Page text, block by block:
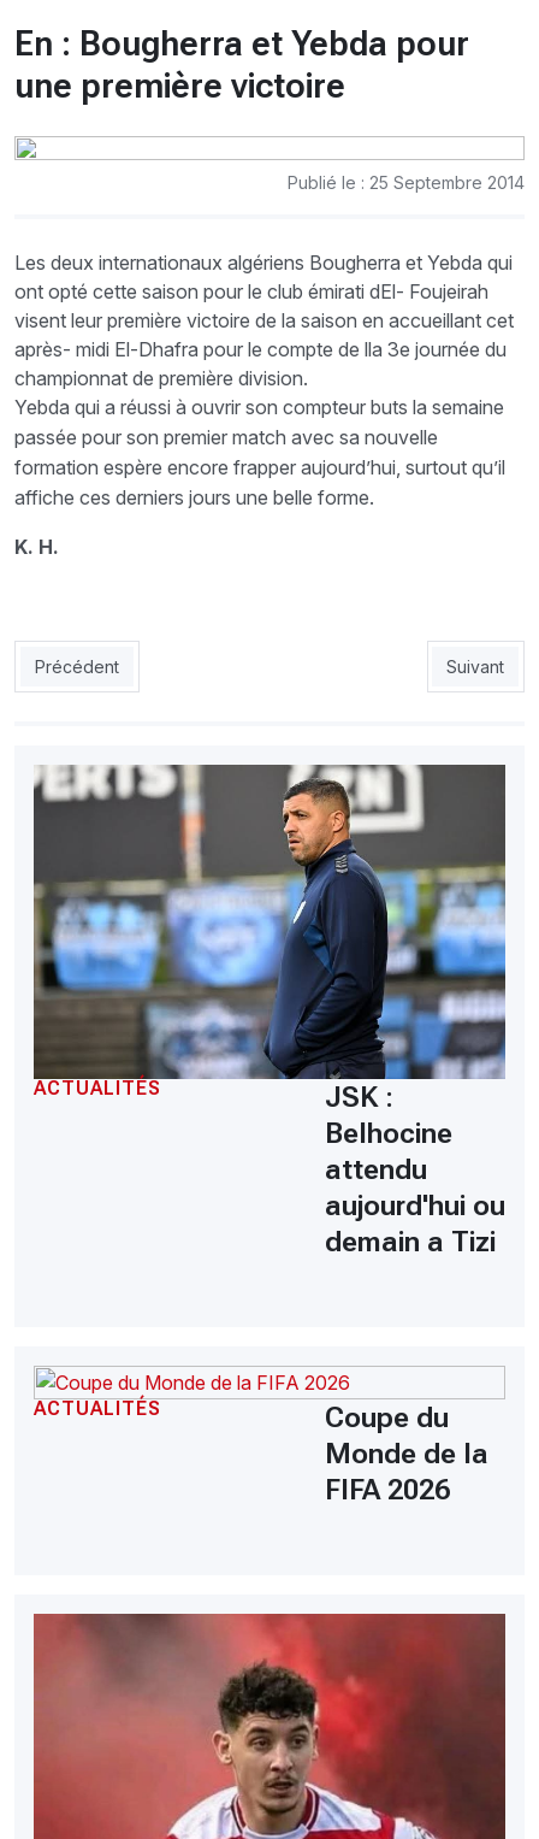
En : Bougherra et Yebda pour
une première victoire
Publié le : 25 Septembre 2014
Les deux internationaux algériens Bougherra et Yebda qui
ont opté cette saison pour le club émirati dEl- Foujeirah
visent leur première victoire de la saison en accueillant cet
après- midi El-Dhafra pour le compte de lla 3e journée du
championnat de première division.
Yebda qui a réussi à ouvrir son compteur buts la semaine
passée pour son premier match avec sa nouvelle
formation espère encore frapper aujourd’hui, surtout qu’il
affiche ces derniers jours une belle forme.
K. H.
Article précédent : MCA-Gourmi : «Notre attaque va réagir»
Précédent Article
Suivant
ACTUALITÉS
JSK :
Belhocine
attendu
aujourd'hui ou
demain a Tizi
ACTUALITÉS
Coupe du
Monde de la
FIFA 2026